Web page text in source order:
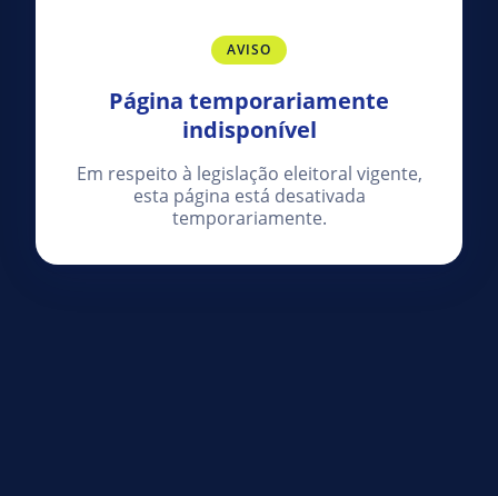
AVISO
Página temporariamente
indisponível
Em respeito à legislação eleitoral vigente,
esta página está desativada
temporariamente.